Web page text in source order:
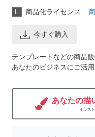
L 商品化ライセンス
今すぐ購入
テンプレートなどの商品
あなたのビジネスにご活用
あなたの描
イラス